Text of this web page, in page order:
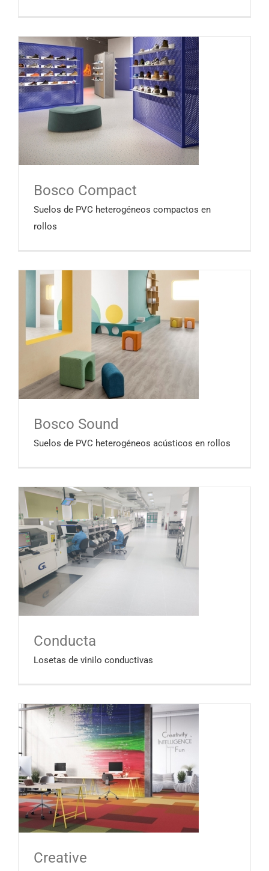
Bosco Compact
Suelos de PVC heterogéneos compactos en
rollos
Bosco Sound
Suelos de PVC heterogéneos acústicos en rollos
Conducta
Losetas de vinilo conductivas
Creative